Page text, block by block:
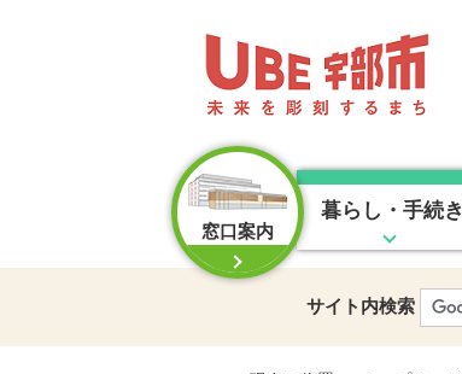
窓口案内
暮らし・手続き
サイト内検索